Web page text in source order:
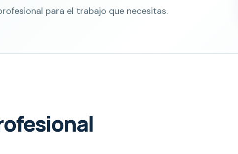
para el trabajo que necesitas.